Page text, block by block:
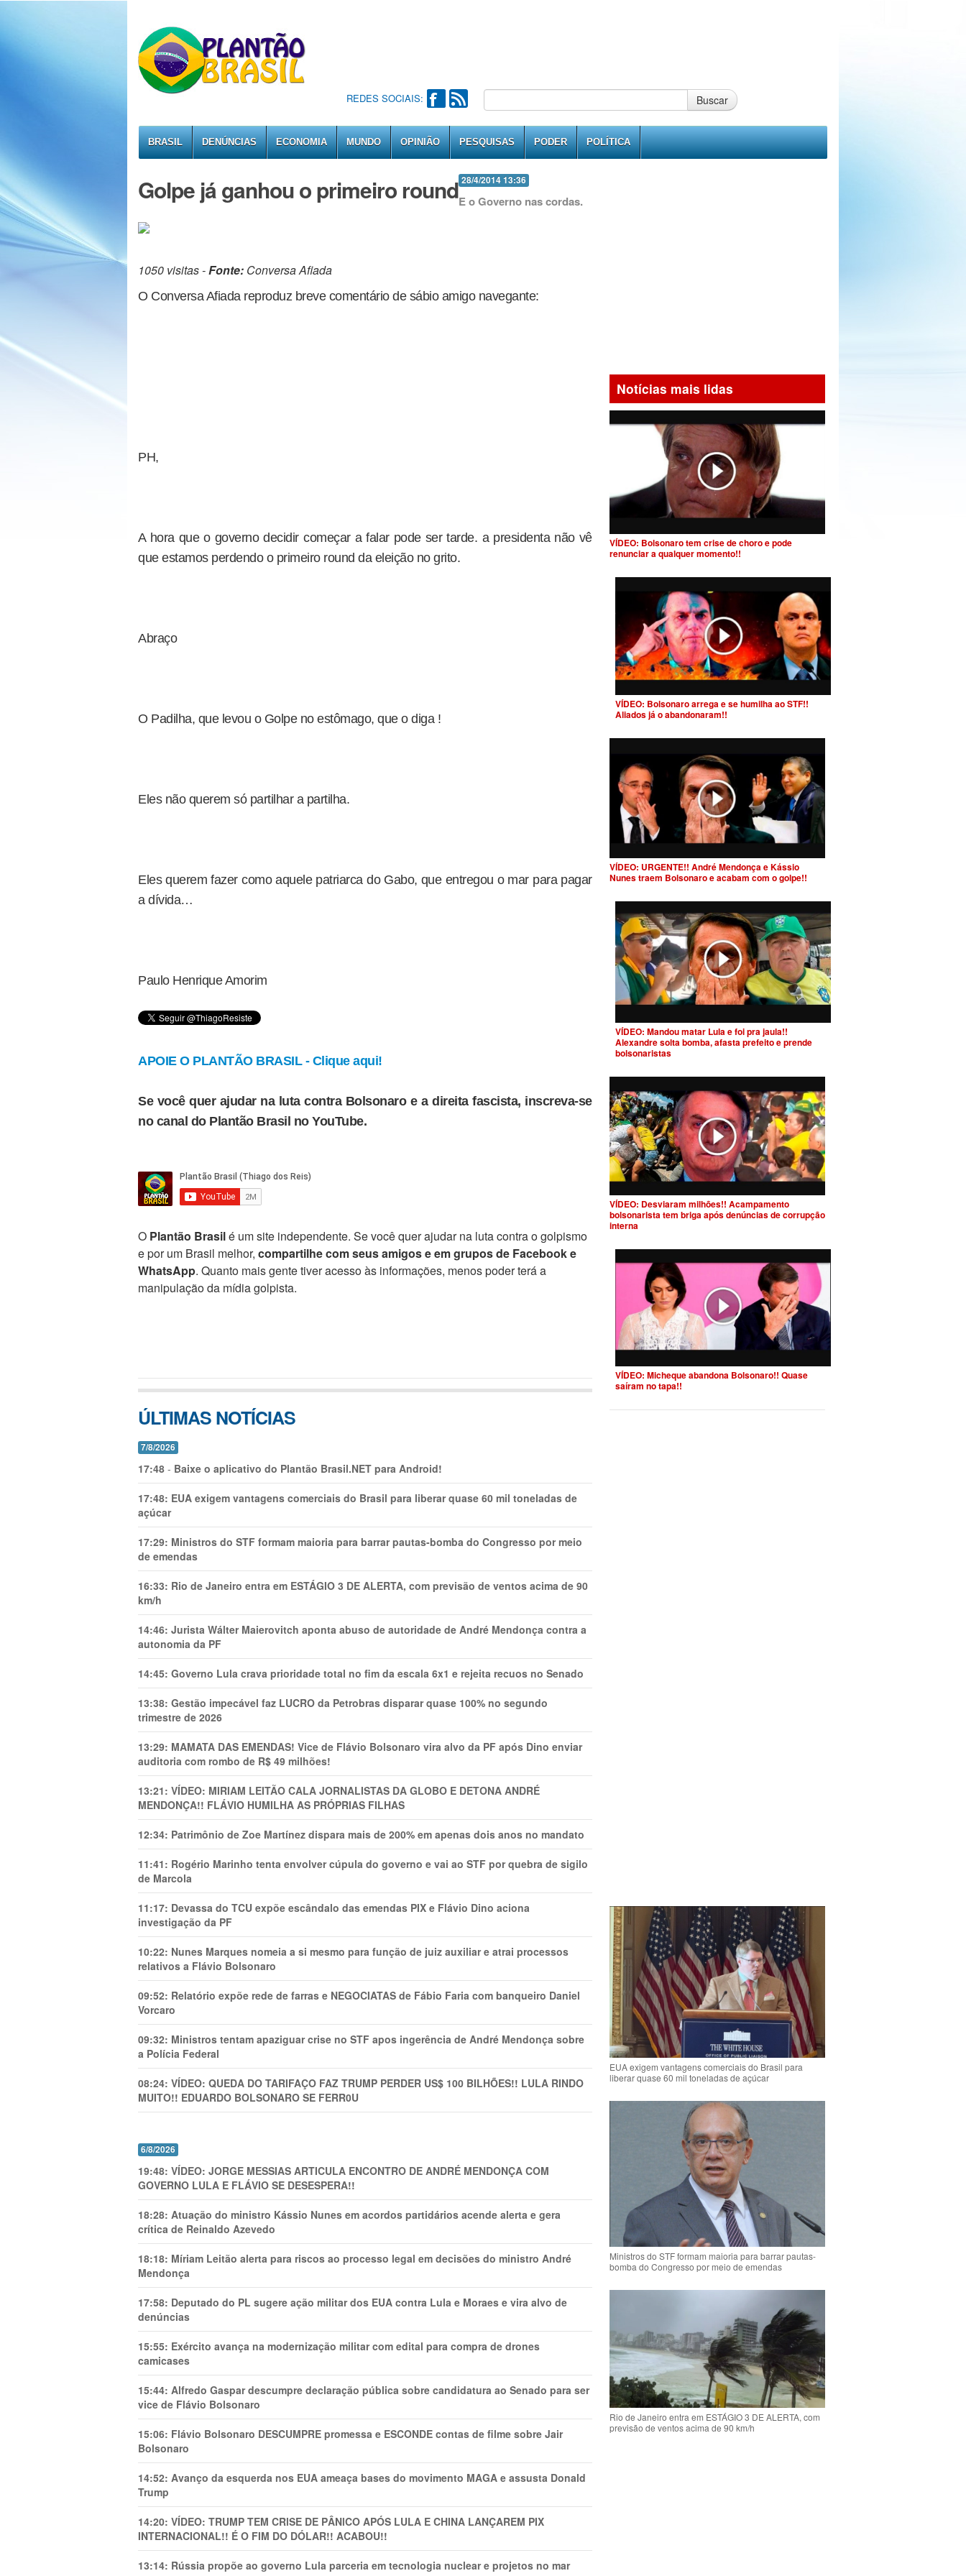
REDES SOCIAIS: Buscar
BRASIL DENÚNCIAS ECONOMIA MUNDO OPINIÃO PESQUISAS PODER POLÍTICA
28/4/2014 13:36
Golpe já ganhou o primeiro roundE o Governo nas cordas.
1050 visitas -Fonte: Conversa Afiada
O Conversa Afiada reproduz breve comentário de sábio amigo navegante:
PH,
A hora que o governo decidir começar a falar pode ser tarde. a presidenta não vê
que estamos perdendo o primeiro round da eleição no grito.
Abraço
O Padilha, que levou o Golpe no estômago, que o diga !
Eles não querem só partilhar a partilha.
Eles querem fazer como aquele patriarca do Gabo, que entregou o mar para pagar
a dívida…
Paulo Henrique Amorim
APOIE O PLANTÃO BRASIL - Clique aqui!
Se você quer ajudar na luta contra Bolsonaro e a direita fascista, inscreva-se
no canal do Plantão Brasil no YouTube.
O Plantão Brasilé um site independente. Se você quer ajudar na luta contra o golpismo
e por um Brasil melhor, compartilhe com seus amigos e em grupos de Facebook e
WhatsApp. Quanto mais gente tiver acesso às informações, menos poder terá a
manipulação da mídia golpista.
ÚLTIMAS NOTÍCIAS
7/8/2026
17:48 - Baixe o aplicativo do Plantão Brasil.NET para Android!
17:48: EUA exigem vantagens comerciais do Brasil para liberar quase 60 mil toneladas de
açúcar
17:29: Ministros do STF formam maioria para barrar pautas-bomba do Congresso por meio
de emendas
16:33: Rio de Janeiro entra em ESTÁGIO 3 DE ALERTA, com previsão de ventos acima de 90
km/h
14:46: Jurista Wálter Maierovitch aponta abuso de autoridade de André Mendonça contra a
autonomia da PF
14:45: Governo Lula crava prioridade total no fim da escala 6x1 e rejeita recuos no Senado
13:38: Gestão impecável faz LUCRO da Petrobras disparar quase 100% no segundo
trimestre de 2026
13:29: MAMATA DAS EMENDAS! Vice de Flávio Bolsonaro vira alvo da PF após Dino enviar
auditoria com rombo de R$ 49 milhões!
13:21: VÍDEO: MIRIAM LEITÃO CALA JORNALISTAS DA GLOBO E DETONA ANDRÉ
MENDONÇA!! FLÁVIO HUMILHA AS PRÓPRIAS FILHAS
12:34: Patrimônio de Zoe Martínez dispara mais de 200% em apenas dois anos no mandato
11:41: Rogério Marinho tenta envolver cúpula do governo e vai ao STF por quebra de sigilo
de Marcola
11:17: Devassa do TCU expõe escândalo das emendas PIX e Flávio Dino aciona
investigação da PF
10:22: Nunes Marques nomeia a si mesmo para função de juiz auxiliar e atrai processos
relativos a Flávio Bolsonaro
09:52: Relatório expõe rede de farras e NEGOCIATAS de Fábio Faria com banqueiro Daniel
Vorcaro
09:32: Ministros tentam apaziguar crise no STF apos ingerência de André Mendonça sobre
a Polícia Federal
08:24: VÍDEO: QUEDA DO TARIFAÇO FAZ TRUMP PERDER US$ 100 BILHÕES!! LULA RINDO
MUITO!! EDUARDO BOLSONARO SE FERR0U
6/8/2026
19:48: VÍDEO: JORGE MESSIAS ARTICULA ENCONTRO DE ANDRÉ MENDONÇA COM
GOVERNO LULA E FLÁVIO SE DESESPERA!!
18:28: Atuação do ministro Kássio Nunes em acordos partidários acende alerta e gera
crítica de Reinaldo Azevedo
18:18: Míriam Leitão alerta para riscos ao processo legal em decisões do ministro André
Mendonça
17:58: Deputado do PL sugere ação militar dos EUA contra Lula e Moraes e vira alvo de
denúncias
15:55: Exército avança na modernização militar com edital para compra de drones
camicases
15:44: Alfredo Gaspar descumpre declaração pública sobre candidatura ao Senado para ser
vice de Flávio Bolsonaro
15:06: Flávio Bolsonaro DESCUMPRE promessa e ESCONDE contas de filme sobre Jair
Bolsonaro
14:52: Avanço da esquerda nos EUA ameaça bases do movimento MAGA e assusta Donald
Trump
14:20: VÍDEO: TRUMP TEM CRlSE DE PÂNlCO APÓS LULA E CHINA LANÇAREM PIX
INTERNACIONAL!! É O FIM DO DÓLAR!! ACABOU!!
13:14: Rússia propõe ao governo Lula parceria em tecnologia nuclear e projetos no mar
Notícias mais lidas
VÍDEO: Bolsonaro tem crise de choro e pode
renunciar a qualquer momento!!
VÍDEO: Bolsonaro arrega e se humilha ao STF!!
Aliados já o abandonaram!!
VÍDEO: URGENTE!! André Mendonça e Kássio
Nunes traem Bolsonaro e acabam com o golpe!!
VÍDEO: Mandou matar Lula e foi pra jaula!!
Alexandre solta bomba, afasta prefeito e prende
bolsonaristas
VÍDEO: Desviaram milhões!! Acampamento
bolsonarista tem briga após denúncias de corrupção
interna
VÍDEO: Micheque abandona Bolsonaro!! Quase
saíram no tapa!!
EUA exigem vantagens comerciais do Brasil para
liberar quase 60 mil toneladas de açúcar
Ministros do STF formam maioria para barrar pautas-
bomba do Congresso por meio de emendas
Rio de Janeiro entra em ESTÁGIO 3 DE ALERTA, com
previsão de ventos acima de 90 km/h